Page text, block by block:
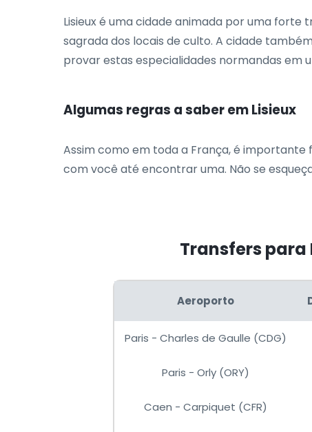
Lisieux é uma cidade animada por uma
sagrada dos locais de culto. A cidade
provar estas especialidades normandas em
Algumas regras a saber em Lisieux
Assim como em toda a França, é importante
com você até encontrar uma. Não se
Transfers
Aeroporto
Paris - Charles de Gaulle (CDG)
Paris - Orly (ORY)
Caen - Carpiquet (CFR)